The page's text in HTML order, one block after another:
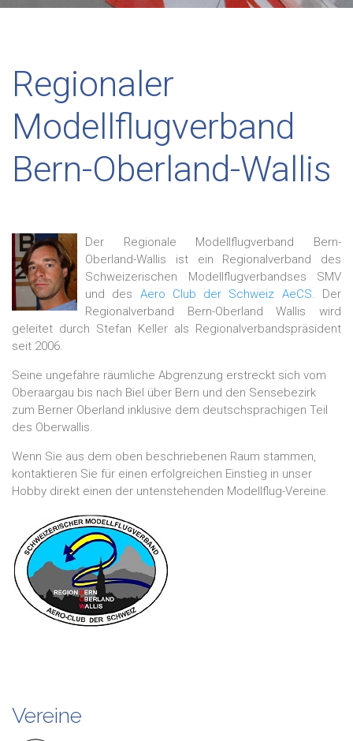
Regionaler
Modellflugverband
Bern-Oberland-Wallis
Der Regionale Modellflugverband Bern-
Oberland-Wallis ist ein Regionalverband des
Schweizerischen Modellflugverbandses SMV
und des Aero Club der Schweiz AeCS. Der
Regionalverband Bern-Oberland Wallis wird
geleitet durch Stefan Keller als Regionalverbandspräsident
seit 2006.
Seine ungefähre räumliche Abgrenzung erstreckt sich vom
Oberaargau bis nach Biel über Bern und den Sensebezirk
zum Berner Oberland inklusive dem deutschsprachigen Teil
des Oberwallis.
Wenn Sie aus dem oben beschriebenen Raum stammen,
kontaktieren Sie für einen erfolgreichen Einstieg in unser
Hobby direkt einen der untenstehenden Modellflug-Vereine.
Vereine